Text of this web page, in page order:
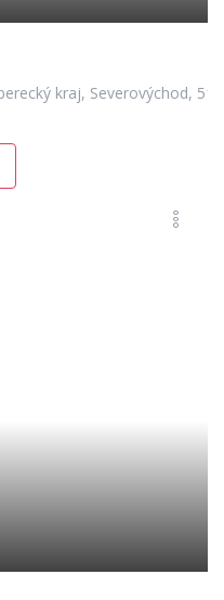
kraj, Severovýchod,